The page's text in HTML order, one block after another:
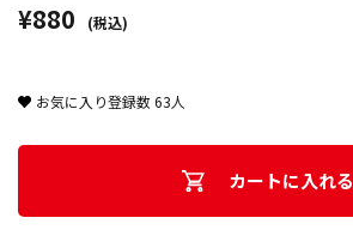
¥880 (税込)
お気に入り登録数63人
カートに入れる